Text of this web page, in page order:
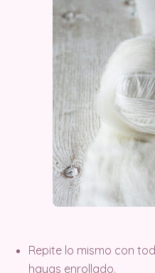
Repite lo mismo con
hayas enrollado.